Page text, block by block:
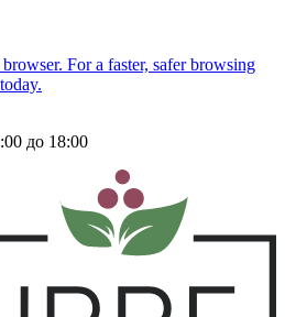
до 18:00